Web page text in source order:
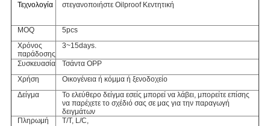
Τεχνολογία στεγανοποιήστε Oilproof Κεντητική
MOQ
5pcs
Χρόνος
παράδοσης
3~15days.
Συσκευασία
Τσάντα OPP
Χρήση
Οικογένεια ή κόμμα ή ξενοδοχείο
Δείγμα
Το ελεύθερο δείγμα εσείς μπορεί να λάβει, μπορείτε επίσης
να παρέχετε το σχέδιό σας σε μας για την παραγωγή
δειγμάτων
Πληρωμή
T/T, L/C,